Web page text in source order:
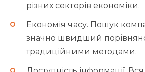
різних секторів економіки.
Економія часу. Пошук
значно швидший
традиційними методами.